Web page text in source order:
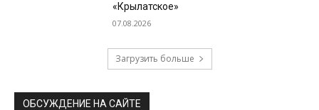
«Крылатское»
07.08.2026
Загрузить больше
ОБСУЖДЕНИЕ НА САЙТЕ